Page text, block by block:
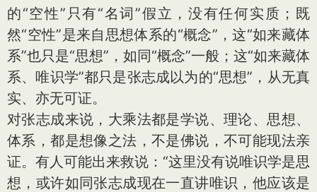
的“空性”只有“名词”假立，没有任何实质；既
然“空性”是来自思想体系的“概念”，这“如来藏体
系”也只是“思想”，如同“概念”一般；这“如来藏体
系、唯识学”都只是张志成以为的“思想”，从无真
实、亦无可证。
对张志成来说，大乘法都是学说、理论、思想、
体系，都是想像之法，不是佛说，不可能现法亲
证。有人可能出来救说：“这里没有说唯识学是思
想，或许如同张志成现在一直讲唯识，他应该是